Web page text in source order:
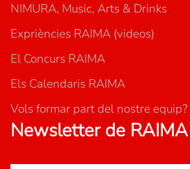
NIMURA, Music, Arts & Drinks
Expriències RAIMA (videos)
El Concurs RAIMA
Els Calendaris RAIMA
Vols formar part del nostre equip?
Newsletter de RAIMA